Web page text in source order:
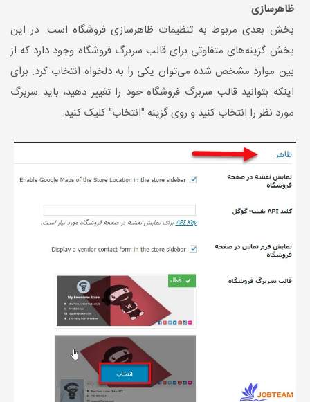
ظاهرسازی
بخش بعدی مربوط به تنظیمات ظاهرسازی فروشگاه است. در این
بخش گزینه‌های متفاوتی برای قالب سربرگ فروشگاه وجود دارد که از
بین موارد مشخص شده می‌توان یکی را به دلخواه انتخاب کرد. برای
اینکه بتوانید قالب سربرگ فروشگاه خود را تغییر دهید، باید سربرگ
مورد نظر را انتخاب کنید و روی گزینه "انتخاب" کلیک کنید.